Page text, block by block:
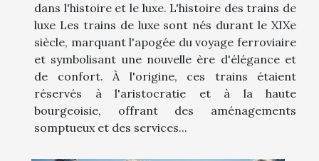
dans l'histoire et le luxe. L'histoire des trains de
luxe Les trains de luxe sont nés durant le XIXe
siècle, marquant l'apogée du voyage ferroviaire
et symbolisant une nouvelle ère d'élégance et
de confort. À l'origine, ces trains étaient
réservés à l'aristocratie et à la haute
bourgeoisie, offrant des aménagements
somptueux et des services...